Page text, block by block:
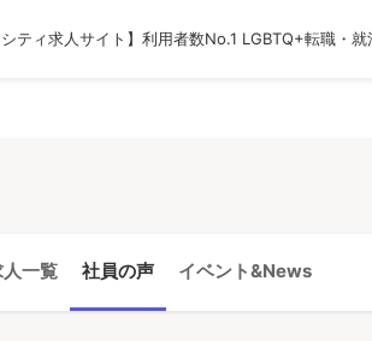
シティ求人サイト】利用者数No.1 LGBTQ+転職・就
一覧 社員の声 イベント&News